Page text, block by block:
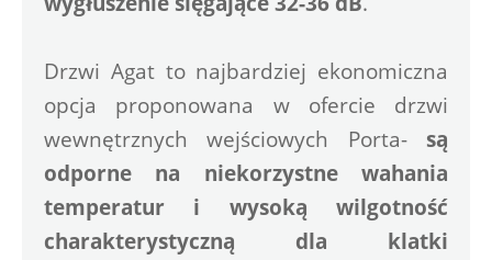
Drzwi Agat to najbardziej ekonomiczna
opcja proponowana w ofercie drzwi
wewnętrznych wejściowych Porta- są
odporne na niekorzystne wahania
temperatur i wysoką wilgotność
charakterystyczną dla klatki